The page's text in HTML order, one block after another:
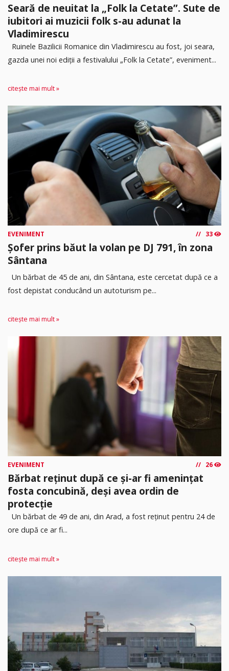
Seară de neuitat la „Folk la Cetate”. Sute de
iubitori ai muzicii folk s-au adunat la
Vladimirescu
Ruinele Bazilicii Romanice din Vladimirescu au fost, joi seara,
gazda unei noi ediții a festivalului „Folk la Cetate”, eveniment...
citește mai mult »
EVENIMENT 33
Șofer prins băut la volan pe DJ 791, în zona
Sântana
Un bărbat de 45 de ani, din Sântana, este cercetat după ce a
fost depistat conducând un autoturism pe...
citește mai mult »
EVENIMENT 26
Bărbat reținut după ce și-ar fi amenințat
fosta concubină, deși avea ordin de
protecție
Un bărbat de 49 de ani, din Arad, a fost reținut pentru 24 de
ore după ce ar fi...
citește mai mult »